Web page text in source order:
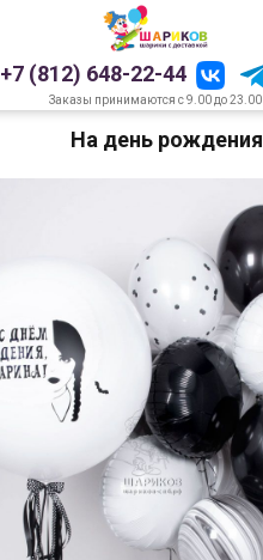
+7 (812) 648-22-44
Заказы принимаются с 9.00 до 23.00
На день рождения